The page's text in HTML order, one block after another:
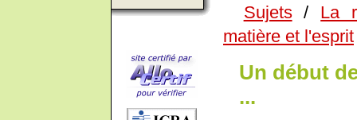
Sujets/ La
matière et l'esprit
Un début
...